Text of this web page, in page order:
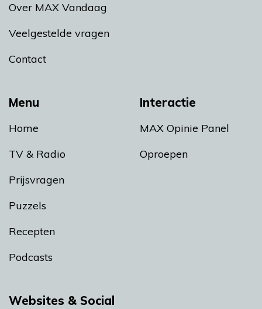
Menu
Home
TV & Radio
Prijsvragen
Puzzels
Recepten
Podcasts
Interactie
MAX Opinie Panel
Oproepen
Over MAX Vandaag
Veelgestelde vragen
Contact
Websites & Social